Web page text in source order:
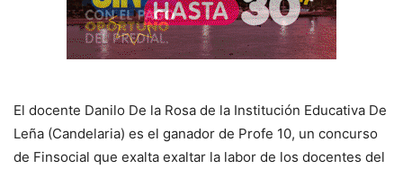
El docente Danilo De la Rosa de la Institución Educativa De
Leña (Candelaria) es el ganador de Profe 10, un concurso
de Finsocial que exalta exaltar la labor de los docentes del